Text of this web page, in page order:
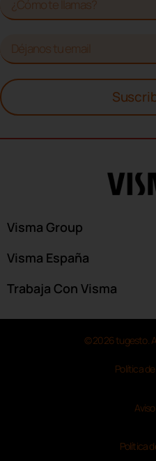
Visma Group
Visma España
Trabaja Con Visma
© 2026 tugesto.
Política
Política